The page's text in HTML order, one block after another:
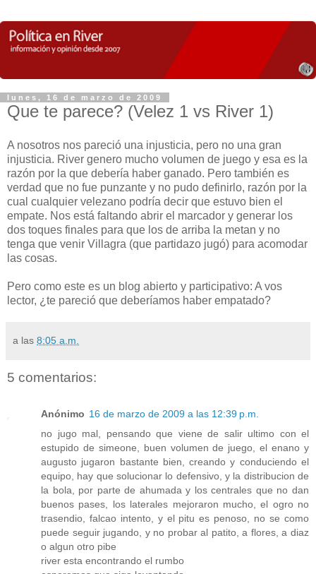
lunes, 16 de marzo de 2009
Que te parece? (Velez 1 vs River 1)
A nosotros nos pareció una injusticia, pero no una gran
injusticia. River genero mucho volumen de juego y esa es la
razón por la que debería haber ganado. Pero también es
verdad que no fue punzante y no pudo definirlo, razón por la
cual cualquier velezano podría decir que estuvo bien el
empate. Nos está faltando abrir el marcador y generar los
dos toques finales para que los de arriba la metan y no
tenga que venir Villagra (que partidazo jugó) para acomodar
las cosas.
Pero como este es un blog abierto y participativo: A vos
lector, ¿te pareció que deberíamos haber empatado?
a las 8:05 a.m.
5 comentarios:
Anónimo 16 de marzo de 2009 a las 12:39 p.m.
no jugo mal, pensando que viene de salir ultimo con el
estupido de simeone, buen volumen de juego, el enano y
augusto jugaron bastante bien, creando y conduciendo el
equipo, hay que solucionar lo defensivo, y la distribucion de
la bola, por parte de ahumada y los centrales que no dan
buenos pases, los laterales mejoraron mucho, el ogro no
trasendio, falcao intento, y el pitu es penoso, no se como
puede seguir jugando, y no probar al patito, a flores, a diaz
o algun otro pibe
river esta encontrando el rumbo